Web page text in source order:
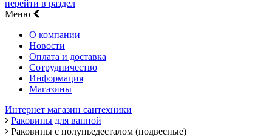
перейти в раздел
Меню
О компании
Новости
Оплата и доставка
Сотрудничество
Информация
Магазины
Интернет магазин сантехники
Раковины для ванной
Раковины с полупьедесталом (подвесные)